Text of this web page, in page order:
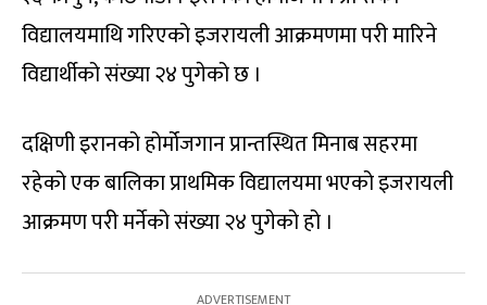
विद्यालयमाथि गरिएको इजरायली आक्रमणमा परी मारिने
विद्यार्थीको संख्या २४ पुगेको छ ।
दक्षिणी इरानको होर्मोजगान प्रान्तस्थित मिनाब सहरमा
रहेको एक बालिका प्राथमिक विद्यालयमा भएको इजरायली
आक्रमण परी मर्नेको संख्या २४ पुगेको हो ।